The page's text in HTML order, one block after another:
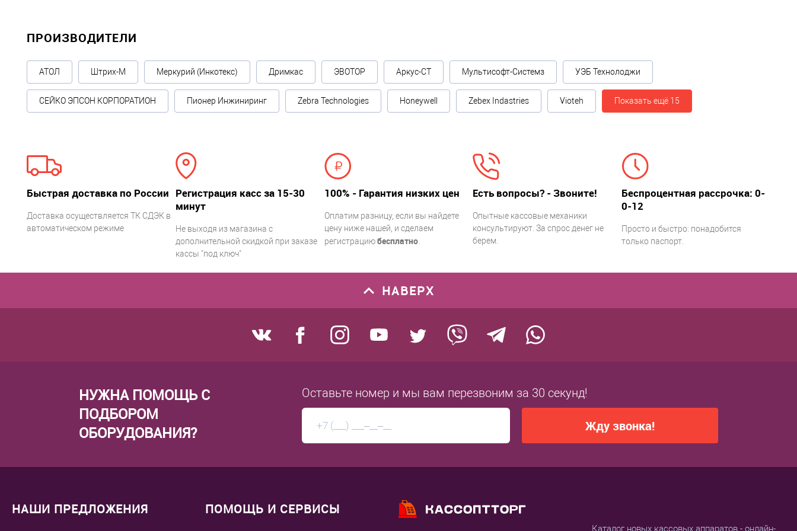
ПРОИЗВОДИТЕЛИ
АТОЛ Штрих-М Меркурий (Инкотекс) Дримкас ЭВОТОР Аркус-СТ Мультисофт-Системз УЭБ Технолоджи
СЕЙКО ЭПСОН КОРПОРАТИОН Пионер Инжиниринг Zebra Technologies Honeywell Zebex Indastries Vioteh Показать ещё 15
Быстрая доставка по России
Доставка осуществляется ТК СДЭК в
автоматическом режиме
Регистрация касс за 15-30
минут
Не выходя из магазина с
дополнительной скидкой при заказе
кассы "под ключ"
100% - Гарантия низких цен
Оплатим разницу, если вы найдете
цену ниже нашей, и сделаем
регистрациюбесплатно.
Есть вопросы? - Звоните!
Опытные кассовые механики
консультируют. За спрос денег не
берем.
Беспроцентная рассрочка: 0-
0-12
Просто и быстро: понадобится
только паспорт.
НАВЕРХ
НУЖНА ПОМОЩЬ С
ПОДБОРОМ
ОБОРУДОВАНИЯ?
Оставьте номер и мы вам перезвоним за 30 секунд!
Жду звонка!
НАШИ ПРЕДЛОЖЕНИЯ ПОМОЩЬ И СЕРВИСЫ
Каталог новых кассовых аппаратов - онлайн-